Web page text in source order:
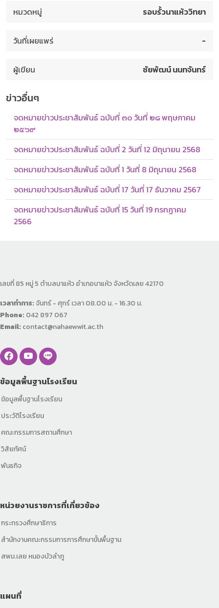
หมวดหมู่ รอบรั้วนาแห้ววิทยา
วันที่เผยแพร่ -
ผู้เขียน ชัยพัฒน์ นนทจันทร์
ข่าวอื่นๆ
จดหมายข่าวประชาสัมพันธ์ ฉบับที่ ๓๐ วันที่ ๒๘ พฤษภาคม
๒๕๖๙
จดหมายข่าวประชาสัมพันธ์ ฉบับที่ 2 วันที่ 12 มิถุนายน 2568
จดหมายข่าวประชาสัมพันธ์ ฉบับที่ 1 วันที่ 8 มิถุนายน 2568
จดหมายข่าวประชาสัมพันธ์ ฉบับที่ 17 วันที่ 17 ธันวาคม 2567
จดหมายข่าวประชาสัมพันธ์ ฉบับที่ 15 วันที่ 19 กรกฏาคม
2566
เลขที่ 85 หมู่ 5 ตำบลนาแห้ว อำเภอนาแห้ว จังหวัดเลย 42170
เวลาทำการ: จันทร์ - ศุกร์ เวลา 08.00 น. - 16.30 น.
Phone: 042 897 067
Email: contact@nahaewwit.ac.th
ข้อมูลพื้นฐานโรงเรียน
ข้อมูลพื้นฐานโรงเรียน
ประวัติโรงเรียน
คณะกรรมการสถานศึกษา
วิสัยทัศน์
พันธกิจ
หน่วยงานราชการที่เกี่ยวข้อง
กระทรวงศึกษาธิการ
สำนักงานคณะกรรมการการศึกษาขั้นพื้นฐาน
สพม.เลย หนองบัวลำภู
แผนที่